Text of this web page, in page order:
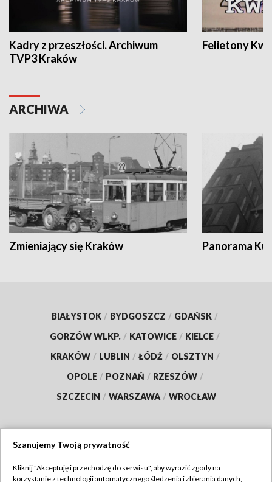
Kadry z przeszłości. Archiwum
TVP3 Kraków
Felietony
ARCHIWA
Zmieniający się Kraków Panorama
BIAŁYSTOK / BYDGOSZCZ / GDAŃSK /
GORZÓW WLKP. / KATOWICE / KIELCE /
KRAKÓW / LUBLIN / ŁÓDŹ / OLSZTYN /
OPOLE / POZNAŃ / RZESZÓW /
SZCZECIN / WARSZAWA / WROCŁAW
Szanujemy Twoją prywatność
Kliknij "Akceptuję i przechodzę do serwisu", aby wyrazić zgody na
korzystanie z technologii automatycznego śledzenia i zbierania danych,